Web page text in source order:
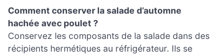
Comment conserver la salade d’automne
hachée avec poulet ?
Conservez les composants de la salade dans des
récipients hermétiques au réfrigérateur. Ils se